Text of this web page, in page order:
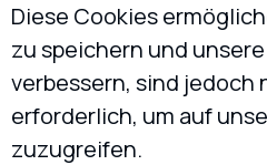
Diese Cookies
zu speichern und
verbessern, sind
erforderlich, um auf
zuzugreifen.